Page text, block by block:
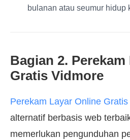
bulanan atau seumur hidup
Bagian 2.
Gratis Vidmore
Perekam Layar Online
alternatif berbasis web
memerlukan pengunduhan